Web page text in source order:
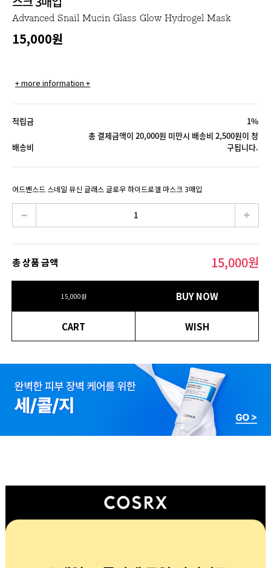
Advanced Snail Mucin Glass Glow Hydrogel Mask
15,000원
+ more information +
적립금 1%
배송비
총 결제금액이 20,000원 미만시 배송비 2,500원이 청
구됩니다.
어드벤스드 스네일 뮤신 글래스 글로우 하이드로겔 마스크 3매입
총 상품 금액 15,000원
15,000원 BUY NOW
CART WISH